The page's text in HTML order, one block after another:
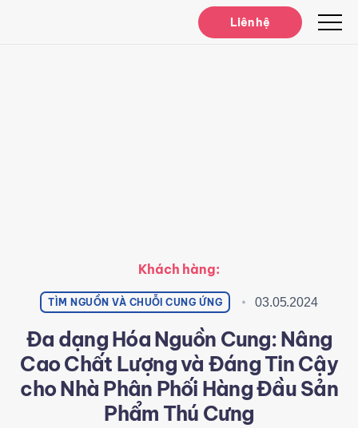
Khách hàng:
TÌM NGUỒN VÀ CHUỖI CUNG ỨNG 03.05.2024
Đa dạng Hóa Nguồn Cung: Nâng
Cao Chất Lượng và Đáng Tin Cậy
cho Nhà Phân Phối Hàng Đầu Sản
Phẩm Thú Cưng
Liên hệ